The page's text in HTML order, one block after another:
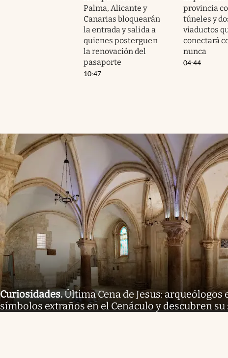
Palma, Alicante y
Canarias bloquearán
la entrada y salida a
quienes posterguen
la renovación del
pasaporte
10:47
provincia
túneles y
viaductos
conectará
nunca
04:44
Curiosidades.Última Cena de Jesus: arqueólogos
símbolos extraños en el Cenáculo y descubren